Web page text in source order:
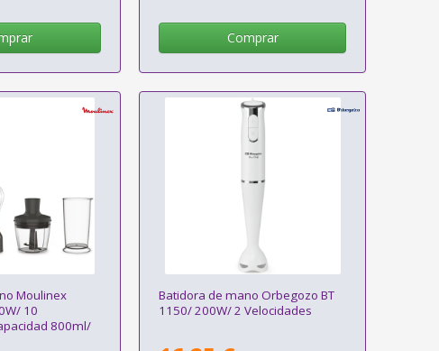
Comprar
Moulinex
10
800ml/
Batidora de mano Orbegozo BT
1150/ 200W/ 2 Velocidades